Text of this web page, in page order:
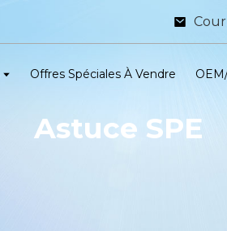
Offres Spéciales À Vendre
Astuce SPE